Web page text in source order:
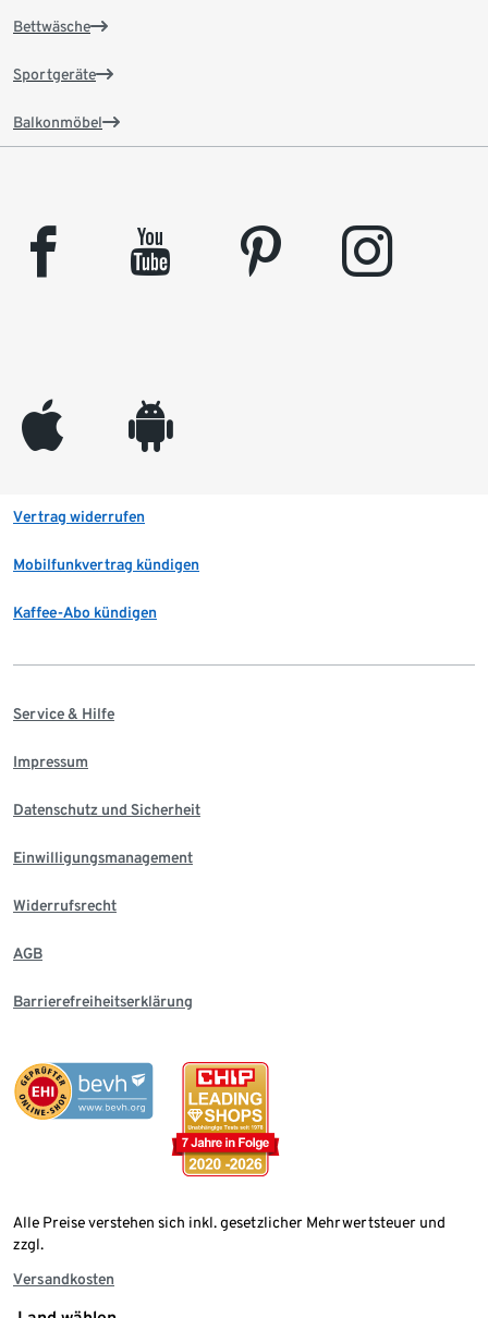
Bettwäsche
Sportgeräte
Balkonmöbel
facebook youtube pinterest instagram
appleinc android
Vertrag widerrufen
Mobilfunkvertrag kündigen
Kaffee-Abo kündigen
Service & Hilfe
Impressum
Datenschutz und Sicherheit
Einwilligungsmanagement
Widerrufsrecht
AGB
Barrierefreiheitserklärung
Alle Preise verstehen sich inkl. gesetzlicher Mehrwertsteuer und
zzgl.
Versandkosten